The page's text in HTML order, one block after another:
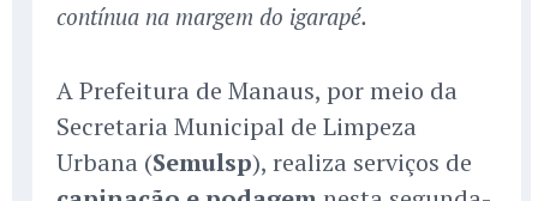
contínua na margem do igarapé.
A Prefeitura de Manaus, por meio da
Secretaria Municipal de Limpeza
Urbana (Semulsp), realiza serviços de